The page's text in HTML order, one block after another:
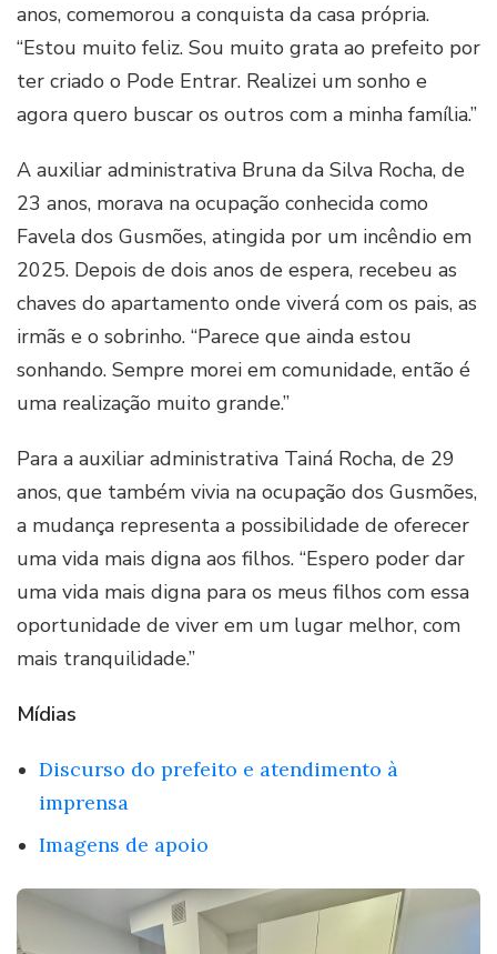
anos, comemorou a conquista da casa própria.
“Estou muito feliz. Sou muito grata ao prefeito por
ter criado o Pode Entrar. Realizei um sonho e
agora quero buscar os outros com a minha família.”
A auxiliar administrativa Bruna da Silva Rocha, de
23 anos, morava na ocupação conhecida como
Favela dos Gusmões, atingida por um incêndio em
2025. Depois de dois anos de espera, recebeu as
chaves do apartamento onde viverá com os pais, as
irmãs e o sobrinho. “Parece que ainda estou
sonhando. Sempre morei em comunidade, então é
uma realização muito grande.”
Para a auxiliar administrativa Tainá Rocha, de 29
anos, que também vivia na ocupação dos Gusmões,
a mudança representa a possibilidade de oferecer
uma vida mais digna aos filhos. “Espero poder dar
uma vida mais digna para os meus filhos com essa
oportunidade de viver em um lugar melhor, com
mais tranquilidade.”
Mídias
Discurso do prefeito e atendimento à
imprensa
Imagens de apoio